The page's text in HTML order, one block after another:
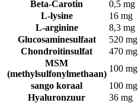
Beta-Carotin
0,5 mg
L-lysine
16 mg
L-arginine
8,3 mg
Glucosaminesulfaat
520 mg
Chondroitinsulfat
470 mg
MSM
(methylsulfonylmethaan)
100 mg
sango koraal
100 mg
Hyaluronzuur
36 mg